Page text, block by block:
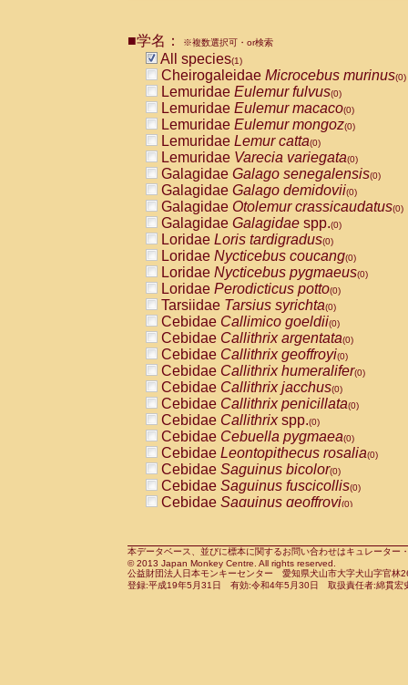
CebidaeCebus nigrivittatus
CebidaeCebus
CebidaeSaimiri boliviensis(0)
CebidaeSaimiri sciureus(0)
AtelidaeAlouatta caraya(0)
AtelidaeAlouatta fusca(0)
AtelidaeAlouatta seniculus
AtelidaeAlouattaspp.(0)
AtelidaeAteles belzebuth(0)
AtelidaeAteles geoffroyi(0)
AtelidaeAteles paniscus(0)
AtelidaeAtelesspp.(0)
Atelidae Lagothrix lagothricha
AtelidaeLagothrix lagothricha cana
PitheciidaeCacajao calvus
PitheciidaeCallicebus cupreus
PitheciidaeCallicebus donacophilus
PitheciidaeCallicebus moloch
PitheciidaeCallicebus torquatus
PitheciidaeCallicebusspp.(0)
PitheciidaeChiropotes satanas(0)
PitheciidaePithecia monachus
PitheciidaePithecia pithecia(0)
CercopithecidaeCercocebus agilis
CercopithecidaeCercocebus
CercopithecidaeCercocebus
CercopithecidaeCercocebus
CercopithecidaeCercocebus
CercopithecidaeCercocebushybrid
CercopithecidaePapio anubis(0)
CercopithecidaePapio cynocephalus
CercopithecidaePapio hamadryas(0)
■学名： ※複数選択可・or検索
All species(1)
Cheirogaleidae Microcebus murinus(0)
Lemuridae Eulemur fulvus(0)
Lemuridae Eulemur macaco(0)
Lemuridae Eulemur mongoz(0)
Lemuridae Lemur catta(0)
Lemuridae Varecia variegata(0)
Galagidae Galago senegalensis(0)
Galagidae Galago demidovii(0)
Galagidae Otolemur crassicaudatus(0)
Galagidae Galagidae spp.(0)
Loridae Loris tardigradus(0)
Loridae Nycticebus coucang(0)
Loridae Nycticebus pygmaeus(0)
Loridae Perodicticus potto(0)
Tarsiidae Tarsius syrichta(0)
Cebidae Callimico goeldii(0)
Cebidae Callithrix argentata(0)
Cebidae Callithrix geoffroyi(0)
Cebidae Callithrix humeralifer(0)
Cebidae Callithrix jacchus(0)
Cebidae Callithrix penicillata(0)
Cebidae Callithrixspp.(0)
Cebidae Cebuella pygmaea(0)
Cebidae Leontopithecus rosalia(0)
Cebidae Saguinus bicolor(0)
Cebidae Saguinus fuscicollis(0)
Cebidae Saguinus geoffroyi(0)
CebidaeSaguinus leucopus(0)
CebidaeSaguinus midas(0)
Cebidae Saguinus mystax(0)
本データベース、並びに標本に関するお問い合わせはキュレータ
© 2013 Japan Monkey Centre. All rights reserved.
公益財団法人日本モンキーセンター 愛知県犬山市大字犬山字官
登録:平成19年5月31日 有効:令和4年5月30日 取扱責任者:綿貫宏